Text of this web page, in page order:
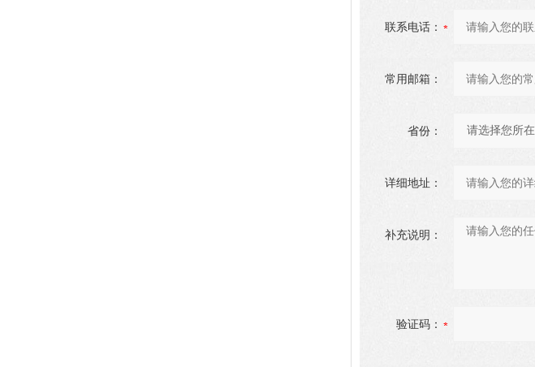
联系电话：
常用邮箱：
省份：
详细地址：
补充说明：
验证码：